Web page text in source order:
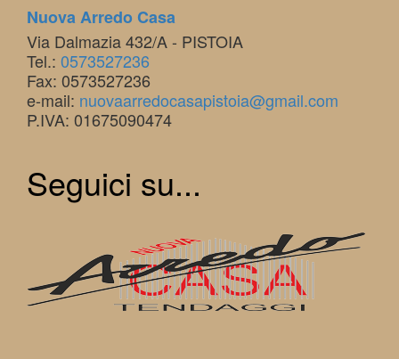
Nuova Arredo Casa
Via Dalmazia 432/A - PISTOIA
Tel.: 0573527236
Fax: 0573527236
e-mail: nuovaarredocasapistoia@gmail.com
P.IVA: 01675090474
Seguici su...